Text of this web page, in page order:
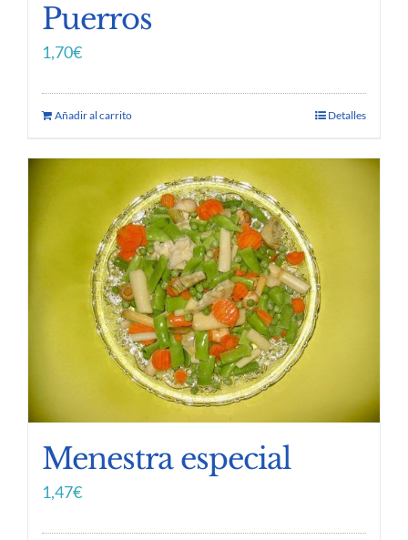
Puerros
1,70€
Añadir al carrito Detalles
Menestra especial
1,47€